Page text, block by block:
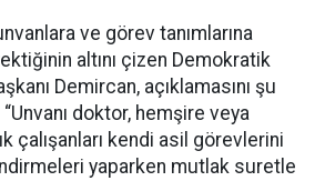
ve görev tanımlarına
altını çizen Demokratik
Demircan, açıklamasını şu
“Unvanı doktor, hemşire veya
çalışanları kendi asil görevlerini
yaparken mutlak suretle